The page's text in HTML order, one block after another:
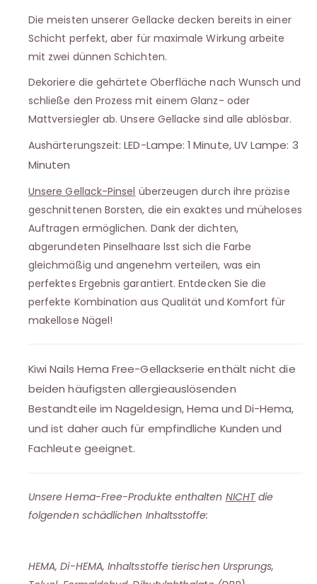
Die meisten unserer Gellacke decken bereits in einer
Schicht perfekt, aber für maximale Wirkung arbeite
mit zwei dünnen Schichten.
Dekoriere die gehärtete Oberfläche nach Wunsch und
schließe den Prozess mit einem Glanz- oder
Mattversiegler ab. Unsere Gellacke sind alle ablösbar.
Aushärterungszeit:LED-Lampe: 1 Minute, UV Lampe: 3
Minuten
Unsere Gellack-Pinsel überzeugen durch ihre präzise
geschnittenen Borsten, die ein exaktes und müheloses
Auftragen ermöglichen. Dank der dichten,
abgerundeten Pinselhaare lsst sich die Farbe
gleichmäßig und angenehm verteilen, was ein
perfektes Ergebnis garantiert. Entdecken Sie die
perfekte Kombination aus Qualität und Komfort für
makellose Nägel!
Kiwi Nails Hema Free-Gellackserie enthält nicht die
beiden häufigsten allergieauslösenden
Bestandteile im Nageldesign, Hema und Di-Hema,
und ist daher auch für empfindliche Kunden und
Fachleute geeignet.
Unsere Hema-Free-Produkte enthalten NICHTdie
folgenden schädlichen Inhaltsstoffe:
HEMA, Di-HEMA, Inhaltsstoffe tierischen Ursprungs,